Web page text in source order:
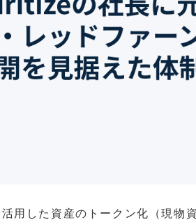
用した資産のトークン化（現物